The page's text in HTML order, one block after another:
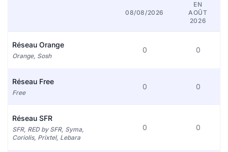
08/08/2026
EN
AOÛT
2026
Réseau Orange
Orange, Sosh
0 0
Réseau Free
Free
0 0
Réseau SFR
SFR, RED by SFR, Syma,
Coriolis, Prixtel, Lebara
0 0